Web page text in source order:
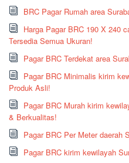
BRC Pagar Rumah area
Harga Pagar BRC 190 X 240
Tersedia Semua Ukuran!
Pagar BRC Terdekat area
Pagar BRC Minimalis kirim
Produk Asli!
Pagar BRC Murah kirim
& Berkualitas!
Pagar BRC Per Meter daerah
Pagar BRC kirim kewilayah